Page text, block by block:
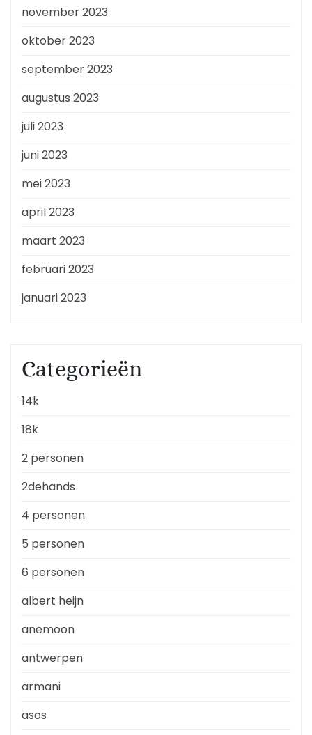
november 2023
oktober 2023
september 2023
augustus 2023
juli 2023
juni 2023
mei 2023
april 2023
maart 2023
februari 2023
januari 2023
Categorieën
14k
18k
2 personen
2dehands
4 personen
5 personen
6 personen
albert heijn
anemoon
antwerpen
armani
asos